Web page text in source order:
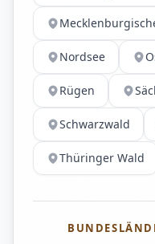
Nordsee
Rügen
Schwarzwald
Thüringer Wald